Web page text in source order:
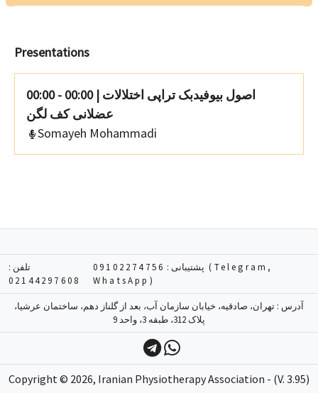
Presentations
00:00 - 00:00 | اصول بیوفیدبک تراپی اختلالات
عضلانی کف لگن
Somayeh Mohammadi
تلفن :
02144297608
پشتیبانی : 09102274756 (Telegram,
WhatsApp)
آدرس : تهران، صادقیه، خیابان سازمان آب، بعد از گلناز دهم، ساختمان عرشیا،
پلاک 312، طبقه 3، واحد 9
Copyright © 2026, Iranian Physiotherapy Association - (V. 3.95)